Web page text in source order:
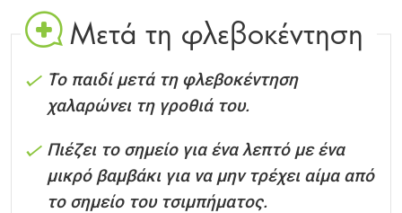
Μετά τη φλεβοκέντηση
Το παιδί μετά τη φλεβοκέντηση
χαλαρώνει τη γροθιά του.
Πιέζει το σημείο για ένα λεπτό με ένα
μικρό βαμβάκι για να μην τρέχει αίμα από
το σημείο του τσιμπήματος.